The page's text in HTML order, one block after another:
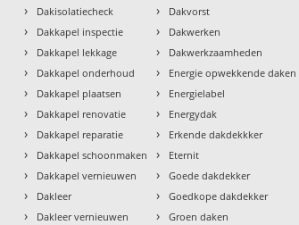
› Dakisolatiecheck
› Dakkapel inspectie
› Dakkapel lekkage
› Dakkapel onderhoud
› Dakkapel plaatsen
› Dakkapel renovatie
› Dakkapel reparatie
› Dakkapel schoonmaken
› Dakkapel vernieuwen
› Dakleer
› Dakleer vernieuwen
› Dakvorst
› Dakwerken
› Dakwerkzaamheden
› Energie opwekkende daken
› Energielabel
› Energydak
› Erkende dakdekkker
› Eternit
› Goede dakdekker
› Goedkope dakdekker
› Groen daken